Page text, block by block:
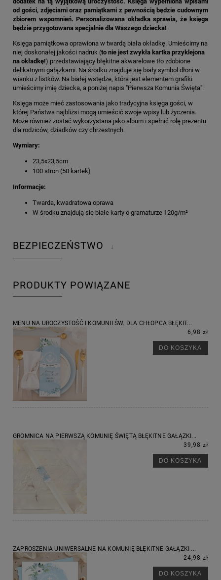
od gości, zdjęciami oraz pamiątkami z pewnością będzie cudownym
zbiorem wspomnień. Personalizowana okładka sprawia, że księga
będzie przygotowana specjalnie dla Waszego dziecka!
Księga pamiątkowa oprawiona w twardą biała okładkę. Umieścimy na
niej doskonałej jakości nadruk (to nie jest zwykła kartka przyklejona
na okładkę!) przedstawiający błękitne akwarelowe tło zdobione
delikatnymi gałązkami. Na środku znajduje się biały symbol dłoni w
wianku z listków. Na białej wstędze, która jest elementem grafiki
umieścimy imię dziecka, a poniżej napis "Pierwsza Komunia Święta".
Księga może mieć zastosowania jako tradycyjna księga gości, w
której Państwa najbliżsi mogą umieścić swoje wpisy lub życzenia.
Może również zostać wykorzystana jako album i spełnić rolę prezentu
dla rodziców, dziadków czy chrzestnych.
Wymiary:
23,5x23,5cm
100 stron (50 kartek)
Informacje:
Twarda, kwadratowa oprawa
W środku znajdują się białe karty o gramaturze 120g/m²
BEZPIECZEŃSTWO ↓
PRODUKTY POWIĄZANE
MENU NA UROCZYSTOŚĆ I KOMUNII ŚW. DLA CHŁOPCA BŁĘKIT...
6,98 zł
DO KOSZYKA
GROMNICA NA PIERWSZĄ KOMUNIĘ ŚWIĘTĄ BŁĘKITNE GAŁĄZKI...
39,98 zł
DO KOSZYKA
ZAPROSZENIA UNIWERSALNE NA KOMUNIĘ BŁĘKITNE GAŁĄZKI ...
24,98 zł
DO KOSZYKA